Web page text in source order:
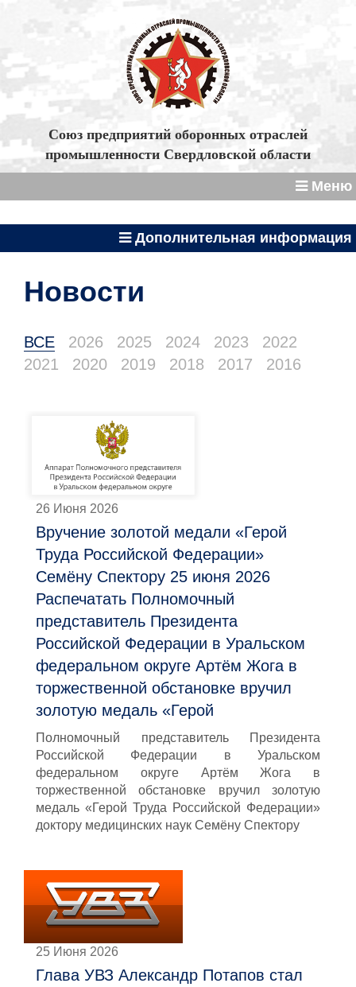
Союз предприятий оборонных отраслей
промышленности Свердловской области
Меню
Дополнительная информация
Новости
ВСЕ 2026 2025 2024 2023
2022
2021
2020 2019 2018 2017 2016
26 Июня 2026
Вручение золотой медали «Герой
Труда Российской Федерации»
Семёну Спектору 25 июня 2026
Распечатать Полномочный
представитель Президента
Российской Федерации в Уральском
федеральном округе Артём Жога в
торжественной обстановке вручил
золотую медаль «Герой
Полномочный представитель Президента
Российской Федерации в Уральском
федеральном округе Артём Жога в
торжественной обстановке вручил золотую
медаль «Герой Труда Российской Федерации»
доктору медицинских наук Семёну Спектору
25 Июня 2026
Глава УВЗ Александр Потапов стал